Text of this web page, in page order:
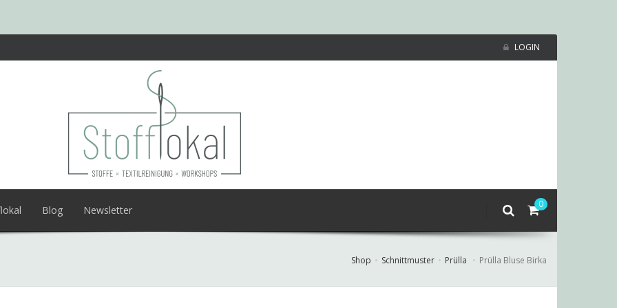
LOGIN
0
Blog Newsletter
Shop Schnittmuster Prülla Prülla Bluse Birka